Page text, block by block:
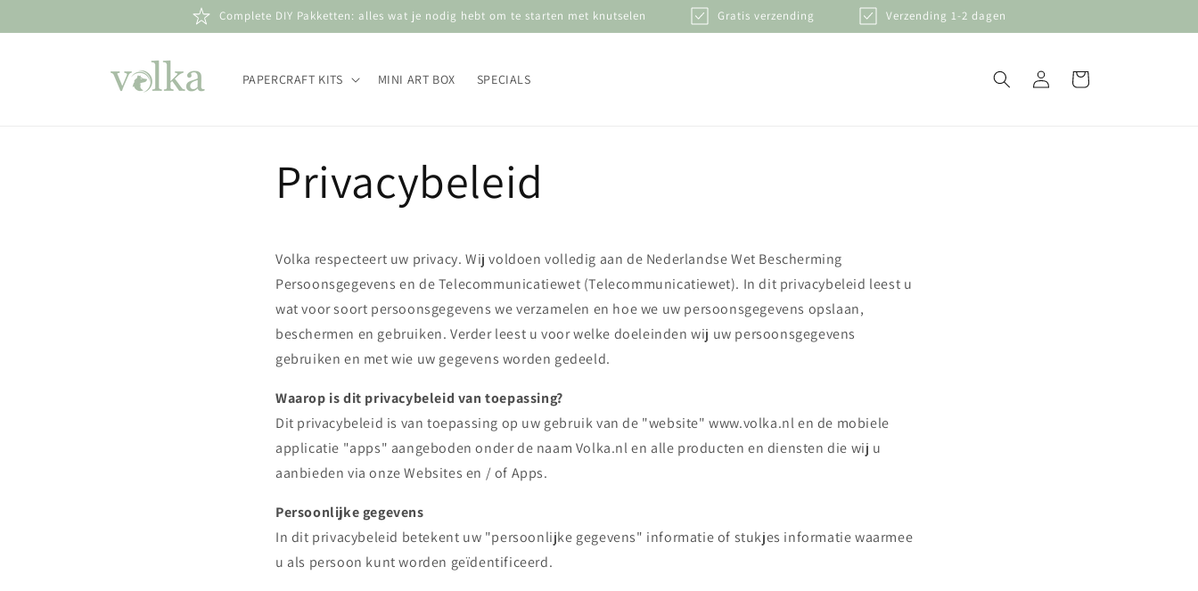
content
Complete DIY Pakketten: alles wat je nodig hebt om te starten met knutselen Gratis verzending Verzending 1-2 dagen
PAPERCRAFT KITS MINI ART BOX SPECIALS InloggenWinkelwagen
Privacybeleid
Volka respecteert uw privacy. Wij voldoen volledig aan de Nederlandse Wet Bescherming
Persoonsgegevens en de Telecommunicatiewet (Telecommunicatiewet). In dit privacybeleid leest u
wat voor soort persoonsgegevens we verzamelen en hoe we uw persoonsgegevens opslaan,
beschermen en gebruiken. Verder leest u voor welke doeleinden wij uw persoonsgegevens
gebruiken en met wie uw gegevens worden gedeeld.
Waarop is dit privacybeleid van toepassing?
Dit privacybeleid is van toepassing op uw gebruik van de "website" www.volka.nl en de mobiele
applicatie "apps" aangeboden onder de naam Volka.nl en alle producten en diensten die wij u
aanbieden via onze Websites en / of Apps.
Persoonlijke gegevens
In dit privacybeleid betekent uw "persoonlijke gegevens" informatie of stukjes informatie waarmee
u als persoon kunt worden geïdentificeerd.